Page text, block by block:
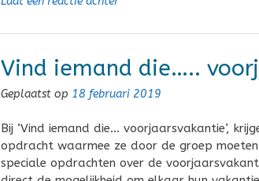
Vind iemand die…..
Geplaatst op 18 februari 2019
Bij ‘Vind iemand die… voorjaarsvakantie’,
opdracht waarmee ze door de groep
speciale opdrachten over de